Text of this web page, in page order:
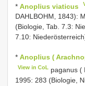
* Anoplius viaticus
DAHLBOHM, 1843):
(Biologie, Tab. 7.3:
7.10:
* Anoplius (
View in CoL paganus (
1995: 283 (Biologie,